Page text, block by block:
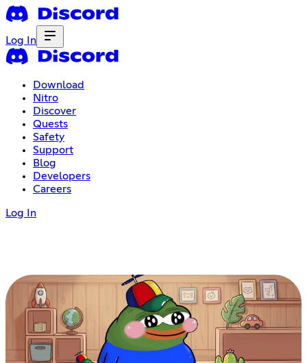
Log In
Download
Nitro
Discover
Quests
Safety
Support
Blog
Developers
Careers
Log In